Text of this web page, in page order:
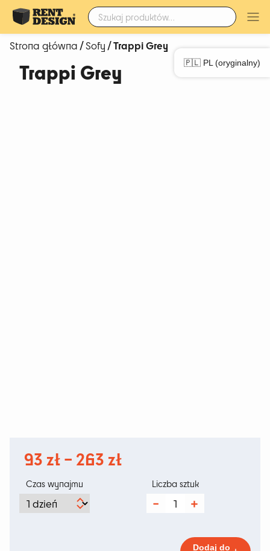
Szukaj:
🇵🇱 PL (oryginalny)
Strona główna/Sofy/ Trappi Grey
Trappi Grey
93 zł– 263 złZakres
Czas wynajmu
ilość
Liczba sztuk
Dodaj do